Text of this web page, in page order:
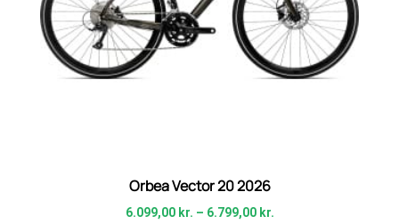
Orbea Vector 20 2026
6.099,00 kr. – 6.799,00 kr.